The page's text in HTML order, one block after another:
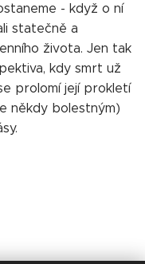
- když o ní
statečně a
života. Jen tak
kdy smrt už
prolomí její prokletí
někdy bolestným)